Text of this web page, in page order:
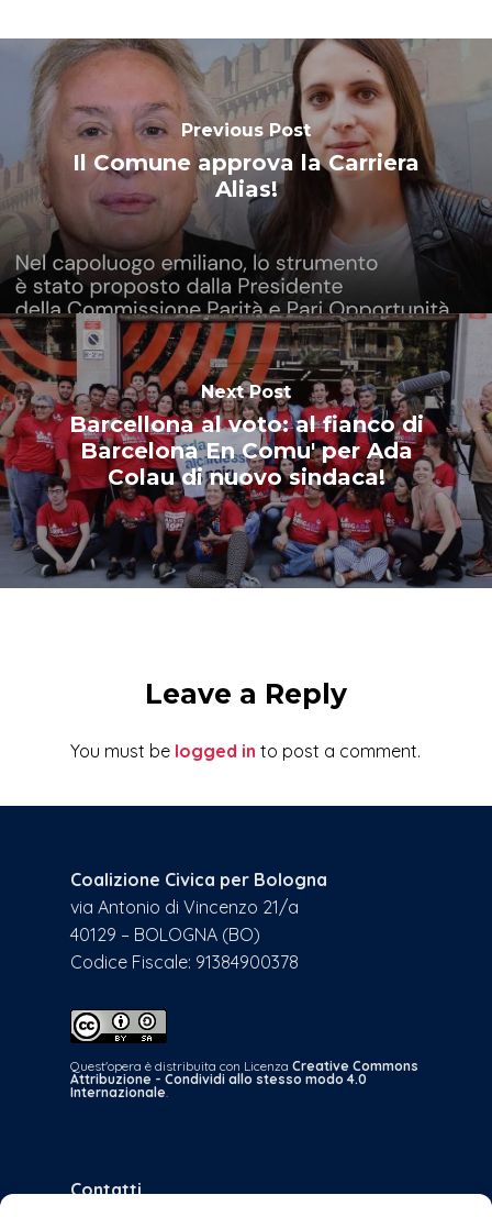
Previous Post
Il Comune approva la Carriera
Alias!
Next Post
Barcellona al voto: al fianco di
Barcelona En Comu' per Ada
Colau di nuovo sindaca!
Leave a Reply
You must be logged in to post a comment.
Coalizione Civica per Bologna
via Antonio di Vincenzo 21/a
40129 – BOLOGNA (BO)
Codice Fiscale: 91384900378
Quest'opera è distribuita con Licenza Creative Commons
Attribuzione - Condividi allo stesso modo 4.0
Internazionale.
Contatti